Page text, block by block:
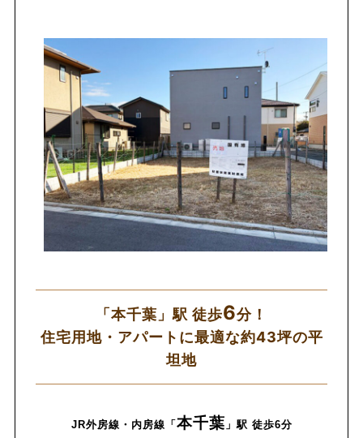
「本千葉」駅 徒歩6分！
住宅用地・アパートに最適な約43坪の平
坦地
JR外房線・内房線 「本千葉 」駅 徒歩6分